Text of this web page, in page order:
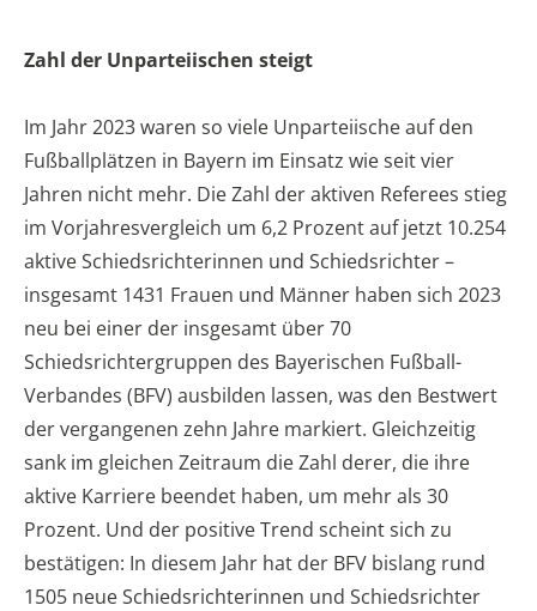
Zahl der Unparteiischen steigt
Im Jahr 2023 waren so viele Unparteiische auf den
Fußballplätzen in Bayern im Einsatz wie seit vier
Jahren nicht mehr. Die Zahl der aktiven Referees stieg
im Vorjahresvergleich um 6,2 Prozent auf jetzt 10.254
aktive Schiedsrichterinnen und Schiedsrichter –
insgesamt 1431 Frauen und Männer haben sich 2023
neu bei einer der insgesamt über 70
Schiedsrichtergruppen des Bayerischen Fußball-
Verbandes (BFV) ausbilden lassen, was den Bestwert
der vergangenen zehn Jahre markiert. Gleichzeitig
sank im gleichen Zeitraum die Zahl derer, die ihre
aktive Karriere beendet haben, um mehr als 30
Prozent. Und der positive Trend scheint sich zu
bestätigen: In diesem Jahr hat der BFV bislang rund
1505 neue Schiedsrichterinnen und Schiedsrichter